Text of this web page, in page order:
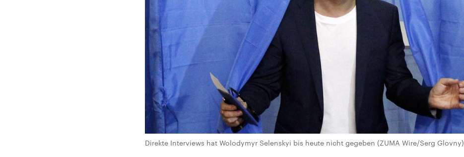
Direkte Interviews hat Wolodymyr Selenskyi bis heute nicht gegeben (ZUMA Wire/Serg Glovny)